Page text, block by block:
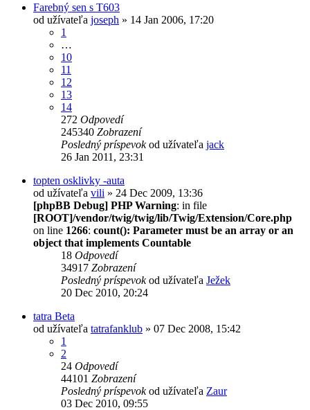
Farebný sen s T603
od užívateľa joseph » 14 Jan 2006, 17:20
1
…
10
11
12
13
14
272 Odpovedí
245340 Zobrazení
Posledný príspevokod užívateľa jack
26 Jan 2011, 23:31
topten osklivky -auta
od užívateľa vili » 24 Dec 2009, 13:36
[phpBB Debug] PHP Warning: in file
[ROOT]/vendor/twig/twig/lib/Twig/Extension/Core.php
on line 1266: count(): Parameter must be an array or an
object that implements Countable
18 Odpovedí
34917 Zobrazení
Posledný príspevokod užívateľa Ježek
20 Dec 2010, 20:24
tatra Beta
od užívateľa tatrafanklub » 07 Dec 2008, 15:42
1
2
24 Odpovedí
44101 Zobrazení
Posledný príspevokod užívateľa Zaur
03 Dec 2010, 09:55